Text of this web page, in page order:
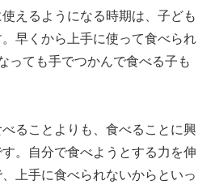
えるようになる時期は、子ども
早くから上手に使って食べられ
っても手でつかんで食べる子も
ることよりも、食べることに興
。自分で食べようとする力を伸
上手に食べられないからといっ